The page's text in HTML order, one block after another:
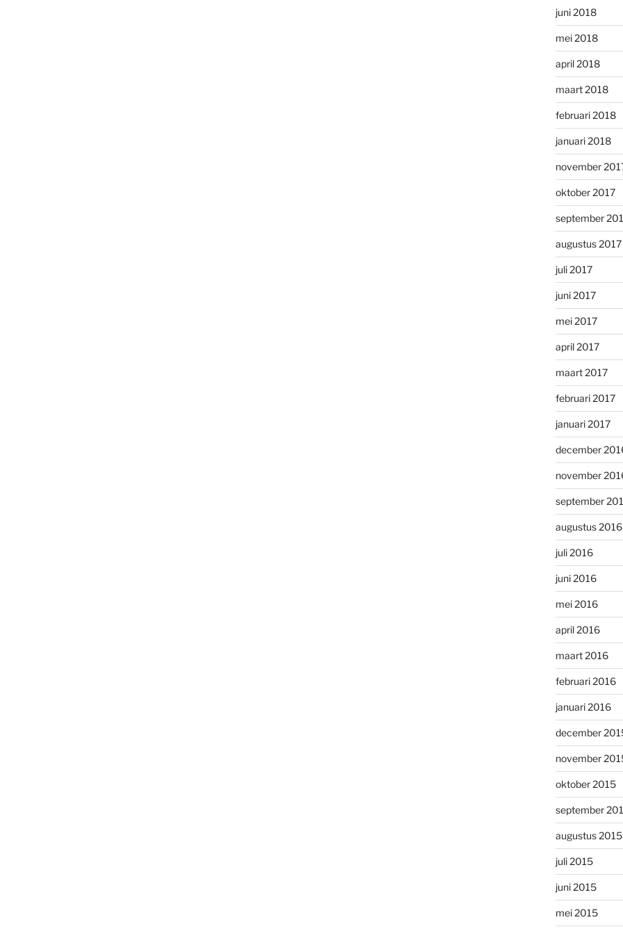
juni 2018
mei 2018
april 2018
maart 2018
februari 2018
januari 2018
november
oktober 2017
september
augustus 2017
juli 2017
juni 2017
mei 2017
april 2017
maart 2017
februari 2017
januari 2017
december
november
september
augustus 2016
juli 2016
juni 2016
mei 2016
april 2016
maart 2016
februari 2016
januari 2016
december
november
oktober 2015
september
augustus 2015
juli 2015
juni 2015
mei 2015